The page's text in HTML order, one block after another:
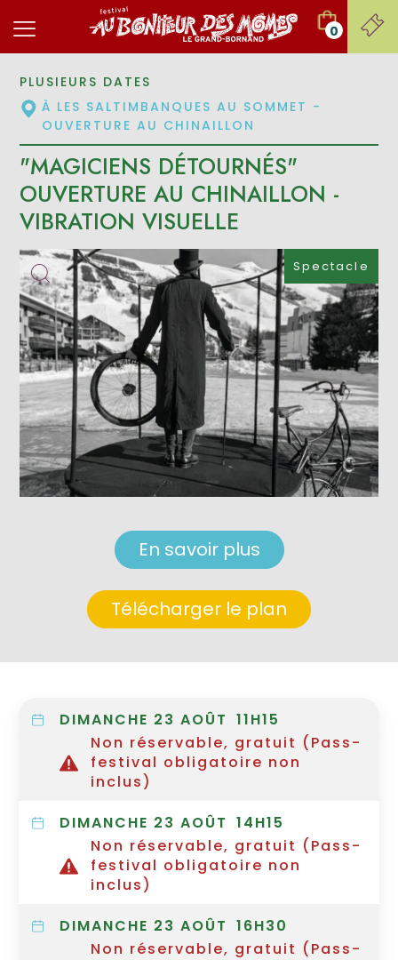
0
Télécharger le plan
En savoir plus
Spectacle
PLUSIEURS DATES
À LES SALTIMBANQUES AU SOMMET -
OUVERTURE AU CHINAILLON
"MAGICIENS DÉTOURNÉS"
OUVERTURE AU CHINAILLON -
VIBRATION VISUELLE
DIMANCHE 23 AOÛT 11H15
Non réservable, gratuit (Pass-
festival obligatoire non
inclus)
DIMANCHE 23 AOÛT 14H15
Non réservable, gratuit (Pass-
festival obligatoire non
inclus)
DIMANCHE 23 AOÛT 16H30
Non réservable, gratuit (Pass-